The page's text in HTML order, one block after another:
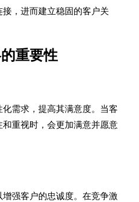
，进而建立稳固的客户关
重要性
需求，提高其满意度。当客
重视时，会更加满意并愿意
强客户的忠诚度。在竞争激